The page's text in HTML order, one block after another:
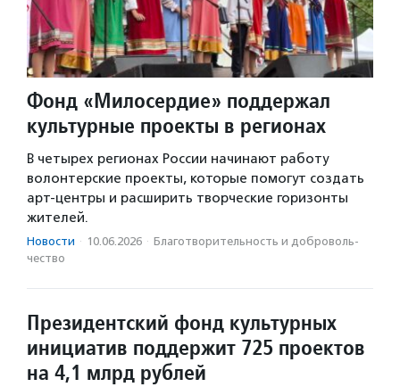
Фонд «Милосердие» поддержал
культурные проекты в регионах
В четырех регионах России начинают работу
волонтерские проекты, которые помогут создать
арт-центры и расширить творческие горизонты
жителей.
Новости · 10.06.2026 · Благотвори­тель­ность и доброволь­
чест­во
Президентский фонд культурных
инициатив поддержит 725 проектов
на 4,1 млрд рублей